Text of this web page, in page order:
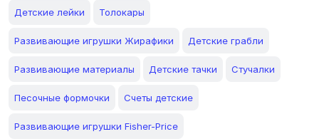
Детские лейки Толокары
Развивающие игрушки Жирафики Детские грабли
Развивающие материалы Детские тачки Стучалки
Песочные формочки Счеты детские
Развивающие игрушки Fisher-Price